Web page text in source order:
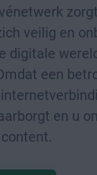
veilig en
digitale
een
en u